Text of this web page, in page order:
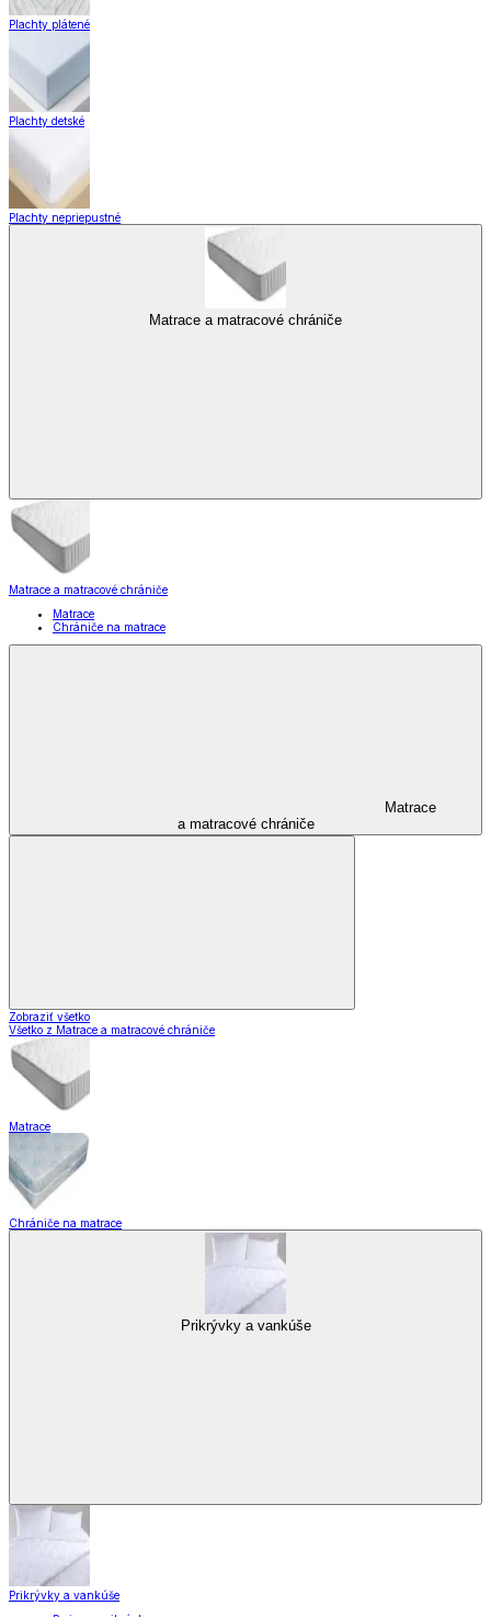
Plachty plátené
Plachty detské
Plachty nepriepustné
Matrace a matracové chrániče
Matrace a matracové chrániče
Matrace
Chrániče na matrace
Matrace
a matracové chrániče
Zobraziť všetko
Všetko z Matrace a matracové chrániče
Matrace
Chrániče na matrace
Prikrývky a vankúše
Prikrývky a vankúše